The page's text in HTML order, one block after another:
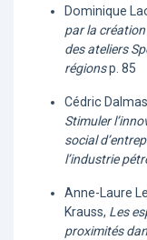
Dominique
par la
des ateliers
régionsp. 85
Cédric
Stimuler
social
l’industrie
Anne-Laure
Krauss, Les
proximités